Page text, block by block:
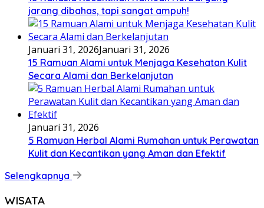
jarang dibahas, tapi sangat ampuh!
Januari 31, 2026Januari 31, 2026
15 Ramuan Alami untuk Menjaga Kesehatan Kulit
Secara Alami dan Berkelanjutan
Januari 31, 2026
5 Ramuan Herbal Alami Rumahan untuk Perawatan
Kulit dan Kecantikan yang Aman dan Efektif
Selengkapnya
WISATA